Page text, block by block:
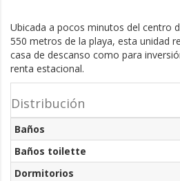
Ubicada a pocos minutos del centro
550 metros de la playa, esta unidad
casa de descanso como para
renta estacional.
Distribución
Baños
Baños toilette
Dormitorios